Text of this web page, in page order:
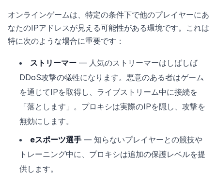
オンラインゲームは、特定の条件下で他のプレイヤーにあ
なたのIPアドレスが見える可能性がある環境です。これは
特に次のような場合に重要です：
ストリーマー — 人気のストリーマーはしばしば
DDoS攻撃の犠牲になります。悪意のある者はゲーム
を通じてIPを取得し、ライブストリーム中に接続を
「落とします」。プロキシは実際のIPを隠し、攻撃を
無効にします。
eスポーツ選手 — 知らないプレイヤーとの競技や
トレーニング中に、プロキシは追加の保護レベルを提
供します。